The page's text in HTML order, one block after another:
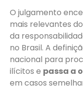
O julgamento
mais relevantes
da
no Brasil. A
nacional para
ilícitos e passa a
em casos